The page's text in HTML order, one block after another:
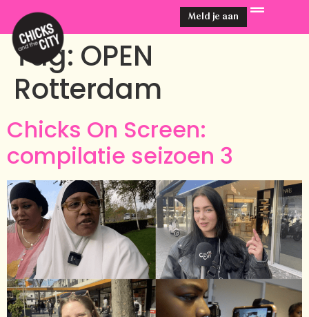
Meld je aan
Tag: OPEN
Rotterdam
Chicks On Screen:
compilatie seizoen 3